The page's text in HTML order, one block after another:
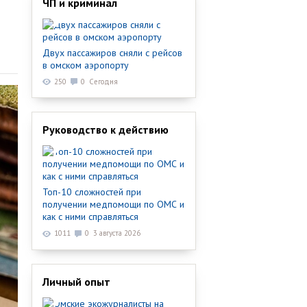
ЧП и криминал
Двух пассажиров сняли с рейсов
в омском аэропорту
250 0 Сегодня
Руководство к действию
Топ-10 сложностей при
получении медпомощи по ОМС и
как с ними справляться
1011 0 3 августа 2026
Личный опыт